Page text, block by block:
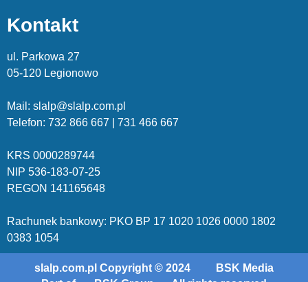
Kontakt
ul. Parkowa 27
05-120 Legionowo
Mail: slalp@slalp.com.pl
Telefon: 732 866 667 | 731 466 667
KRS 0000289744
NIP 536-183-07-25
REGON 141165648
Rachunek bankowy: PKO BP 17 1020 1026 0000 1802
0383 1054
slalp.com.pl Copyright © 2024
BSK Media